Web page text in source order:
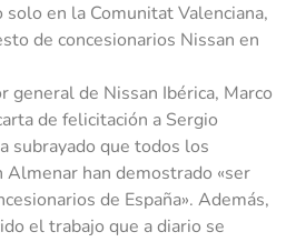
en la Comunitat Valenciana,
de concesionarios Nissan en
general de Nissan Ibérica, Marco
de felicitación a Sergio
subrayado que todos los
Almenar han demostrado «ser
de España». Además,
el trabajo que a diario se